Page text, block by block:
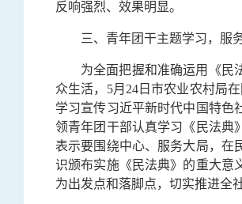
反响强烈、效果明显。
三、青年团干主题学习，服
为全面把握和准确运用《民
众生活，5月24日市农业农村局
学习宣传习近平新时代中国特色
领青年团干部认真学习《民法典
表示要围绕中心、服务大局，在
识颁布实施《民法典》的重大意
为出发点和落脚点，切实推进全